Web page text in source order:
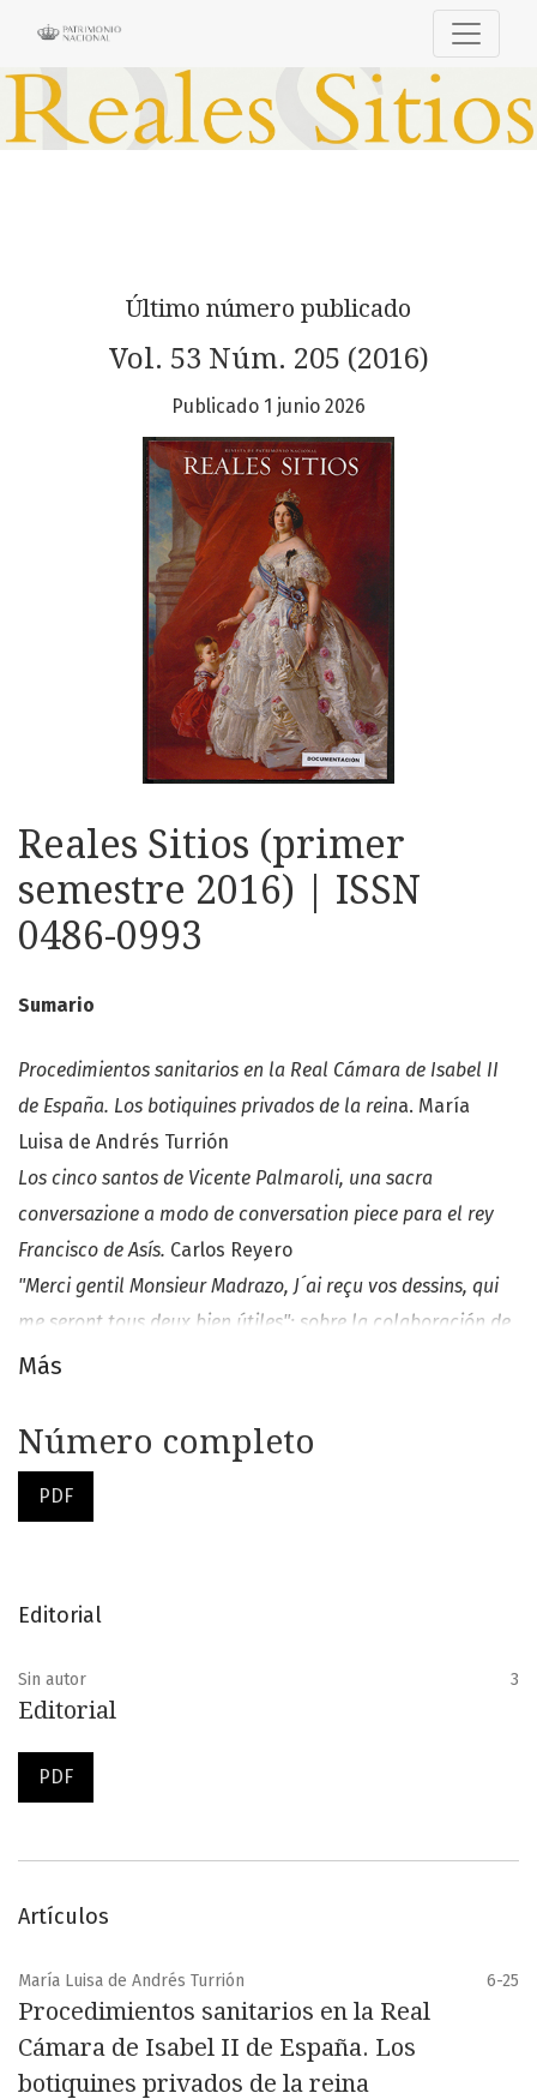
Reales Sitios
Último número publicado
Vol. 53 Núm. 205 (2016)
Publicado 1 junio 2026
Reales Sitios (primer
semestre 2016) | ISSN
0486-0993
Sumario
Procedimientos sanitarios en la Real Cámara de Isabel II
de España. Los botiquines privados de la reina. María
Luisa de Andrés Turrión
Los cinco santos de Vicente Palmaroli, una sacra
conversazione a modo de conversation piece para el rey
Francisco de Asís. Carlos Reyero
"Merci gentil Monsieur Madrazo, J´ai reçu vos dessins, qui
me seront tous deux bien útiles": sobre la colaboración de
Federico de Madrazo y Louis-Charles Bouvet en encargos
Ramón Sánchez del Peral y López
Memoria y legado de una reina exiliada: muerte, exequias,
testamento, inventario y liquidación de bienes de Isabel II
Más
Número completo
PDF
Editorial
Sin autor 3
Editorial
PDF
Artículos
María Luisa de Andrés Turrión 6-25
Procedimientos sanitarios en la Real
Cámara de Isabel II de España. Los
botiquines privados de la reina